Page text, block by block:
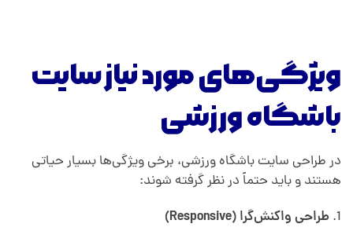
ویژگی‌های مورد نیاز سایت
باشگاه ورزشی
در طراحی سایت باشگاه ورزشی، برخی ویژگی‌ها بسیار حیاتی
هستند و باید حتماً در نظر گرفته شوند:
طراحی واکنش‌گرا (Responsive)